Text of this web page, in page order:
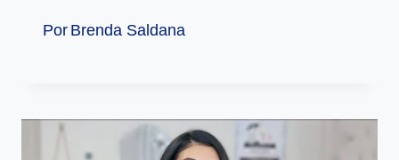
Por Brenda Saldana